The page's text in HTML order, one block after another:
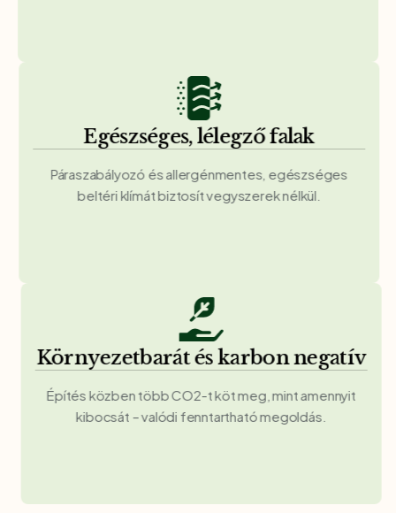
Egészséges, lélegző falak
Páraszabályozó és allergénmentes, egészséges
beltéri klímát biztosít vegyszerek nélkül.
Környezetbarát és karbon negatív
Építés közben több CO2-t köt meg, mint amennyit
kibocsát – valódi fenntartható megoldás.